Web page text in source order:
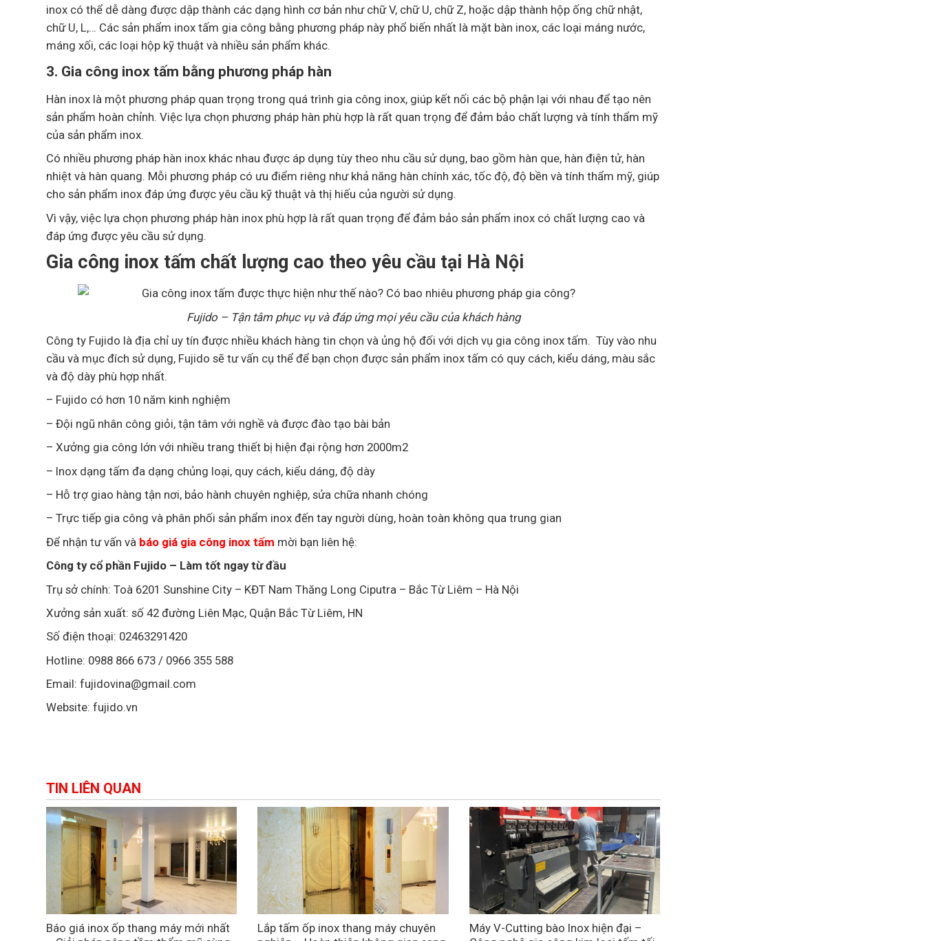
inox có thể dễ dàng được dập thành các dạng hình cơ bản như chữ V, chữ U, chữ Z, hoặc dập thành hộp ống chữ nhật,
chữ U, L,… Các sản phẩm inox tấm gia công bằng phương pháp này phổ biến nhất là mặt bàn inox, các loại máng nước,
máng xối, các loại hộp kỹ thuật và nhiều sản phẩm khác.
3. Gia công inox tấm bằng phương pháp hàn
Hàn inox là một phương pháp quan trọng trong quá trình gia công inox, giúp kết nối các bộ phận lại với nhau để tạo nên
sản phẩm hoàn chỉnh. Việc lựa chọn phương pháp hàn phù hợp là rất quan trọng để đảm bảo chất lượng và tính thẩm mỹ
của sản phẩm inox.
Có nhiều phương pháp hàn inox khác nhau được áp dụng tùy theo nhu cầu sử dụng, bao gồm hàn que, hàn điện tử, hàn
nhiệt và hàn quang. Mỗi phương pháp có ưu điểm riêng như khả năng hàn chính xác, tốc độ, độ bền và tính thẩm mỹ, giúp
cho sản phẩm inox đáp ứng được yêu cầu kỹ thuật và thị hiếu của người sử dụng.
Vì vậy, việc lựa chọn phương pháp hàn inox phù hợp là rất quan trọng để đảm bảo sản phẩm inox có chất lượng cao và
đáp ứng được yêu cầu sử dụng.
Gia công inox tấm chất lượng cao theo yêu cầu tại Hà Nội
Fujido – Tận tâm phục vụ và đáp ứng mọi yêu cầu của khách hàng
Công ty Fujido là địa chỉ uy tín được nhiều khách hàng tin chọn và ủng hộ đối với dịch vụ gia công inox tấm. Tùy vào nhu
cầu và mục đích sử dụng, Fujido sẽ tư vấn cụ thể để bạn chọn được sản phẩm inox tấm có quy cách, kiểu dáng, màu sắc
và độ dày phù hợp nhất.
– Fujido có hơn 10 năm kinh nghiệm
– Đội ngũ nhân công giỏi, tận tâm với nghề và được đào tạo bài bản
– Xưởng gia công lớn với nhiều trang thiết bị hiện đại rộng hơn 2000m2
– Inox dạng tấm đa dạng chủng loại, quy cách, kiểu dáng, độ dày
– Hỗ trợ giao hàng tận nơi, bảo hành chuyên nghiệp, sửa chữa nhanh chóng
– Trực tiếp gia công và phân phối sản phẩm inox đến tay người dùng, hoàn toàn không qua trung gian
Để nhận tư vấn và báo giá gia công inox tấm mời bạn liên hệ:
Công ty cổ phần Fujido – Làm tốt ngay từ đầu
Trụ sở chính: Toà 6201 Sunshine City – KĐT Nam Thăng Long Ciputra – Bắc Từ Liêm – Hà Nội
Xưởng sản xuất: số 42 đường Liên Mạc, Quận Bắc Từ Liêm, HN
Số điện thoại: 02463291420
Hotline: 0988 866 673 / 0966 355 588
Email: fujidovina@gmail.com
Website: fujido.vn
TIN LIÊN QUAN
Báo giá inox ốp thang máy mới nhất
Lắp tấm ốp inox thang máy chuyên
Máy V-Cutting bào Inox hiện đại –